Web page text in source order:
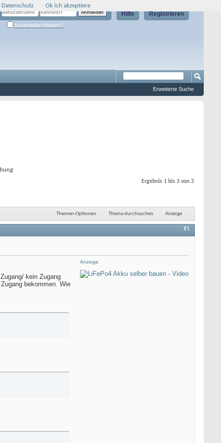
Registrieren
Hilfe
Angemeldet bleiben?
Erweiterte Suche
Ergebnis 1 bis 3 von 3
Themen-Optionen Thema durchsuchen Anzeige
#1
Anzeige
kein Zugang
bekommen. Wie
Ok ich akzeptiere